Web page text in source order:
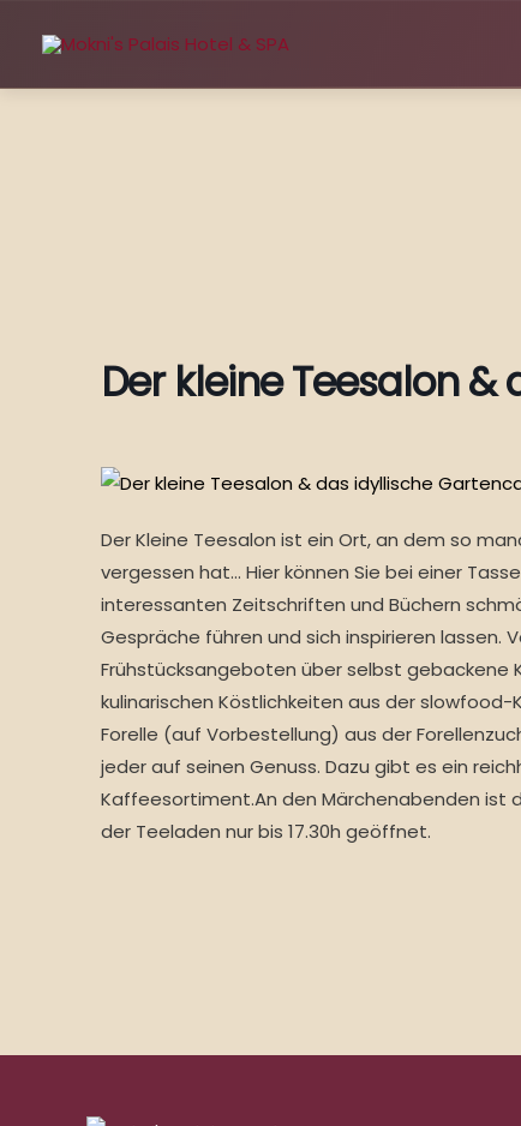
Inhalt
Der kleine Teesalon
Der Kleine Teesalon ist ein Ort, an dem so
vergessen hat… Hier können Sie bei einer
interessanten Zeitschriften und Büchern
Gespräche führen und sich inspirieren lassen.
Frühstücksangeboten über selbst gebackene
kulinarischen Köstlichkeiten aus der slowfood-
Forelle (auf Vorbestellung) aus der
jeder auf seinen Genuss. Dazu gibt es ein
Kaffeesortiment.An den Märchenabenden ist
der Teeladen nur bis 17.30h geöffnet.